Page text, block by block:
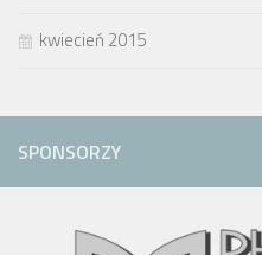
kwiecień 2015
SPONSORZY